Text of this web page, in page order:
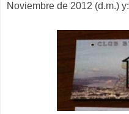
Noviembre de 2012 (d.m.) y: